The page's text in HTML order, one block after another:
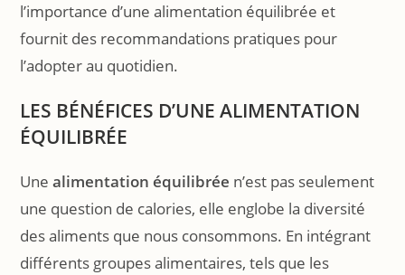
l’importance d’une alimentation équilibrée et
fournit des recommandations pratiques pour
l’adopter au quotidien.
LES BÉNÉFICES D’UNE ALIMENTATION
ÉQUILIBRÉE
Unealimentation équilibrée n’est pas seulement
une question de calories, elle englobe la diversité
des aliments que nous consommons. En intégrant
différents groupes alimentaires, tels que les